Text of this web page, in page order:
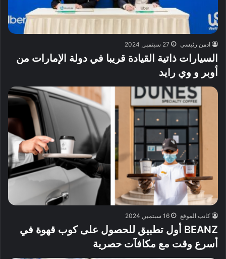
ادمن رئيسي 27 سبتمبر, 2024
السيارات ذاتية القيادة قريبا في دولة الإمارات من
أوبر و وي رايد
كاتب الموقع 16 سبتمبر, 2024
BEANZ أول تطبيق للحصول على كوب قهوة في
أسرع وقت مع مكافآت حصرية